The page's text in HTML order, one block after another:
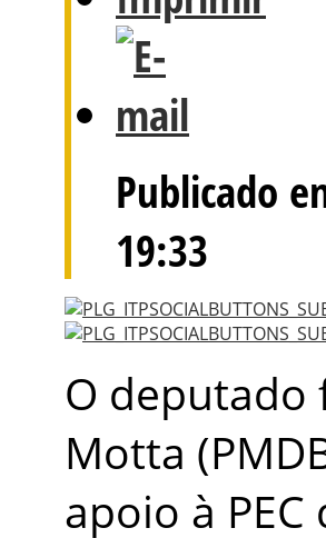
Publicado
19:33
O deputado
Motta
apoio à